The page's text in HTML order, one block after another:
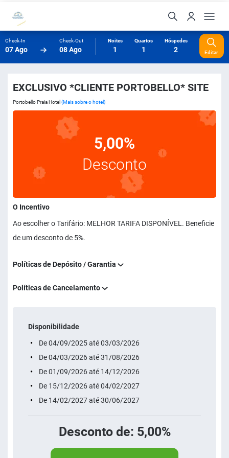
Check-In
07 Ago
Check-Out
08 Ago
Noites
1
Quartos
1
Hóspedes
2 Editar
EXCLUSIVO *CLIENTE PORTOBELLO* SITE
Portobello Praia Hotel (Mais sobre o hotel)
5,00%
Desconto
O Incentivo
Ao escolher o Tarifário: MELHOR TARIFA DISPONÍVEL. Beneficie
de um desconto de 5%.
Políticas de Depósito / Garantia
Políticas de Cancelamento
Disponibilidade
De 04/09/2025 até 03/03/2026
De 04/03/2026 até 31/08/2026
De 01/09/2026 até 14/12/2026
De 15/12/2026 até 04/02/2027
De 14/02/2027 até 30/06/2027
Desconto de: 5,00%